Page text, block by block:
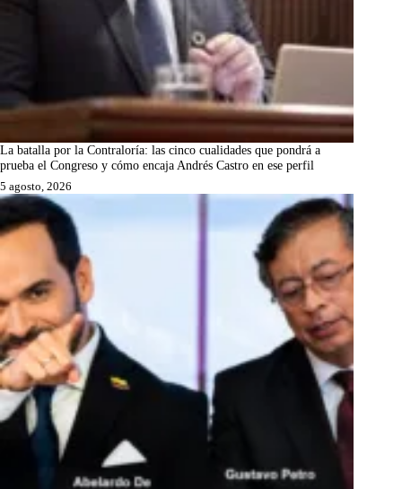
La batalla por la Contraloría: las cinco cualidades que pondrá a
prueba el Congreso y cómo encaja Andrés Castro en ese perfil
5 agosto, 2026